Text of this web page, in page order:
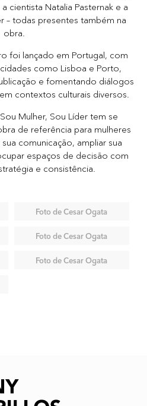
cientista Natalia Pasternak e a
– todas presentes também na
obra.
foi lançado em Portugal, com
como Lisboa e Porto,
e fomentando diálogos
contextos culturais diversos.
Mulher, Sou Líder tem se
de referência para mulheres
comunicação, ampliar sua
espaços de decisão com
e consistência.
Foto de Cesar Ogata
Foto de Cesar Ogata
Foto de Cesar Ogata